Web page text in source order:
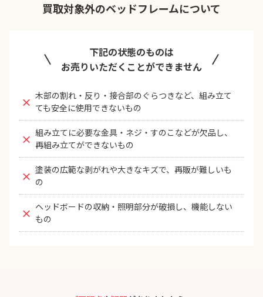
買取対象外のベッドフレームについて
下記の状態のものは
お売りいただくことができません
木部の割れ・反り・接合部のぐらつきなど、組み立て
ても安全に使用できないもの
組み立てに必要な金具・ネジ・すのこなどが欠品し、
再組み立てができないもの
塗装の広範な剥がれや大きなキズで、再販が難しいも
の
ヘッドボードの収納・照明部分が破損し、機能しない
もの